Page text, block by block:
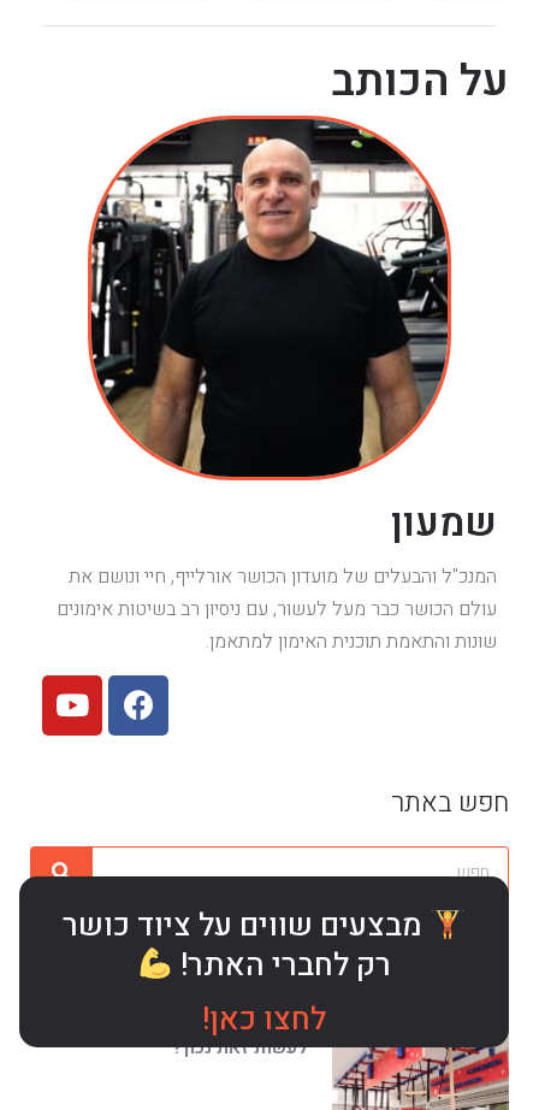
על הכותב
שמעון
המנכ"ל והבעלים של מועדון הכושר אורלייף, חיי ונושם את
עולם הכושר כבר מעל לעשור, עם ניסיון רב בשיטות אימונים
שונות והתאמת תוכנית האימון למתאמן.
חפש באתר
מאמרים אחרונים
בניית תוכנית אימון לילדים – איך
לעשות זאת נכון?
מבצעים שווים על ציוד כושר
רק לחברי האתר!
לחצו כאן!